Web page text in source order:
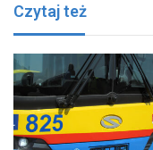
Czytaj też